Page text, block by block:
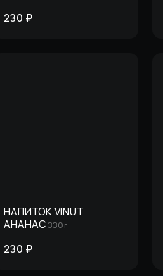
230 ₽
НАПИТОК VINUT
АНАНАС 330 г
230 ₽